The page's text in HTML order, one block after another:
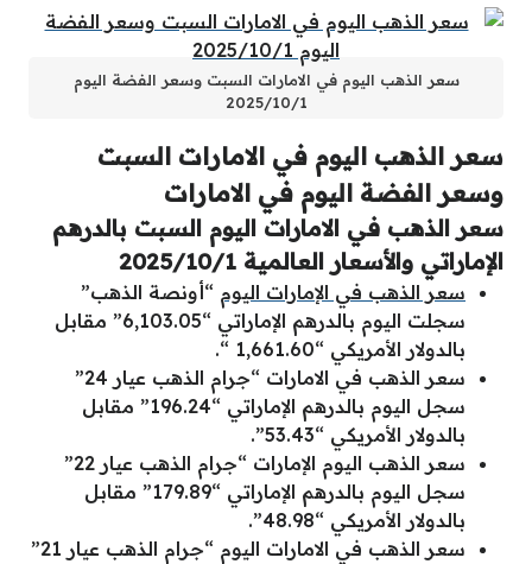
سعر الذهب اليوم في الامارات السبت وسعر الفضة اليوم
2025/10/1
سعر الذهب اليوم في الامارات السبت
وسعر الفضة اليوم في الامارات
سعر الذهب في الامارات اليوم السبت بالدرهم
الإماراتي والأسعار العالمية 2025/10/1
سعر الذهب في الإمارات اليوم “أونصة الذهب”
سجلت اليوم بالدرهم الإماراتي “6,103.05” مقابل
بالدولار الأمريكي “1,661.60 “.
سعر الذهب في الامارات “جرام الذهب عيار 24”
سجل اليوم بالدرهم الإماراتي “196.24” مقابل
بالدولار الأمريكي “53.43”.
سعر الذهب اليوم الإمارات “جرام الذهب عيار 22”
سجل اليوم بالدرهم الإماراتي “179.89” مقابل
بالدولار الأمريكي “48.98”.
سعر الذهب في الامارات اليوم “جرام الذهب عيار 21”